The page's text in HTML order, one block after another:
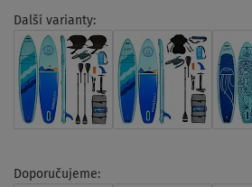
Další varianty:
Doporučujeme: